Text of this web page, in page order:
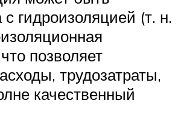
гидроизоляцией (т. н.
позволяет
трудозатраты,
качественный